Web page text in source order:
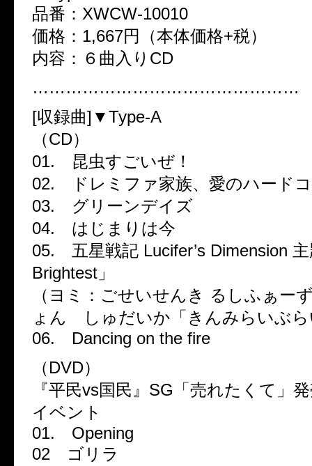
品番：XWCW-10010
価格：1,667円（本体価格+税）
内容：６曲入りCD
…………………………………………
[収録曲]▼Type-A
（CD）
01. 昆虫すごいぜ！
02. ドレミファ家族、愛のハード
03. グリーンデイズ
04. はじまりは今
05. 五星戦記 Lucifer’s Dimension
Brightest」
（ヨミ：ごせいせんき るしふぁー
ょん しゅだいか「きんみらいぶら
06. Dancing on the fire
（DVD）
『平民vs国民』SG「売れたくて」
イベント
01. Opening
02 ゴリラ